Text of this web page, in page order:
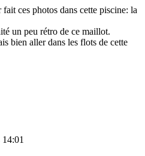
ces photos dans cette piscine: la
un peu rétro de ce maillot.
bien aller dans les flots de cette
14:01